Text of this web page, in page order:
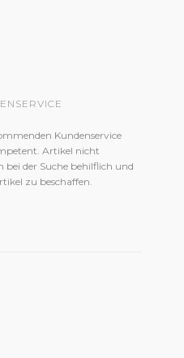
Kundenservice
Artikel nicht
bei der Suche behilflich und
zu beschaffen.